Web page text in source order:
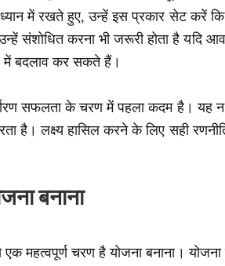
में रखते हुए, उन्हें इस प्रकार सेट करें
संशोधित करना भी जरूरी होता है
में बदलाव कर सकते हैं।
सफलता के चरण में पहला कदम है।
है। लक्ष्य हासिल करने के लिए सही
बनाना
महत्वपूर्ण चरण है योजना बनाना।